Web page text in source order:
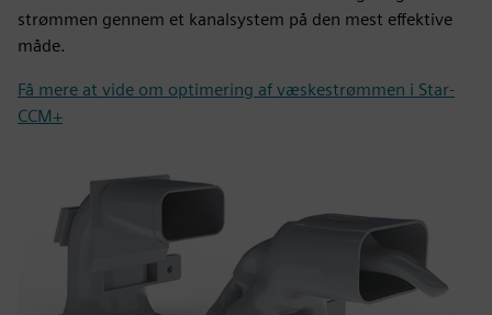
strømmen gennem et kanalsystem på den mest effektive
måde.
Få mere at vide om optimering af væskestrømmen i Star-
CCM+